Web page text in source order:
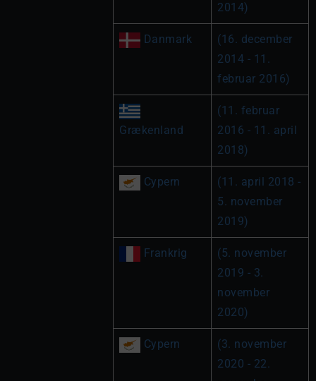
2014)
Danmark
(16. december
2014 - 11.
februar 2016)
Grækenland
(11. februar
2016 - 11. april
2018)
Cypern
(11. april 2018 -
5. november
2019)
Frankrig
(5. november
2019 - 3.
november
2020)
Cypern
(3. november
2020 - 22.